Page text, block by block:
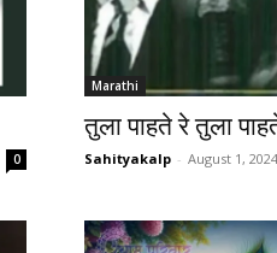
0
Marathi
तुला पाहते रे तुला
Sahityakalp - August 1, 2024